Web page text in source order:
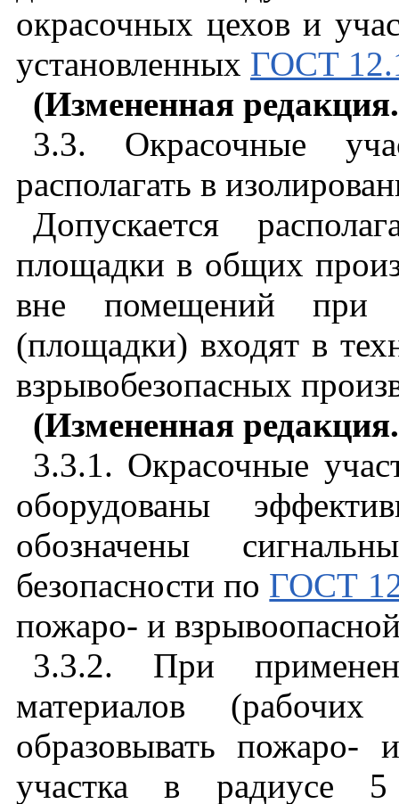
окрасочных цехов и
установленных ГОСТ
(Измененная
3.3. Окрасочные
располагать в
Допускается
площадки в общих
вне помещений при
(площадки) входят в
взрывобезопасных
(Измененная
3.3.1. Окрасочные
оборудованы
обозначены
безопасности по ГОСТ
пожаро- и
3.3.2. При
материалов
образовывать пожаро-
участка в радиусе